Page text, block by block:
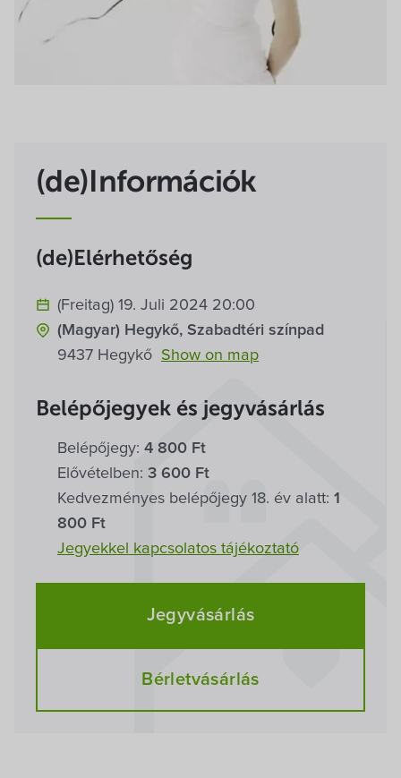
(de)Információk
(de)Elérhetőség
(Freitag) 19. Juli 2024 20:00
(Magyar) Hegykő, Szabadtéri színpad
9437 Hegykő Show on map
Belépőjegyek és jegyvásárlás
Belépőjegy: 4 800 Ft
Elővételben: 3 600 Ft
Kedvezményes belépőjegy 18. év alatt: 1
800 Ft
Jegyekkel kapcsolatos tájékoztató
Jegyvásárlás
Bérletvásárlás